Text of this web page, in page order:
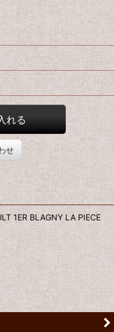
れる
せ
1ER BLAGNY LA PIECE